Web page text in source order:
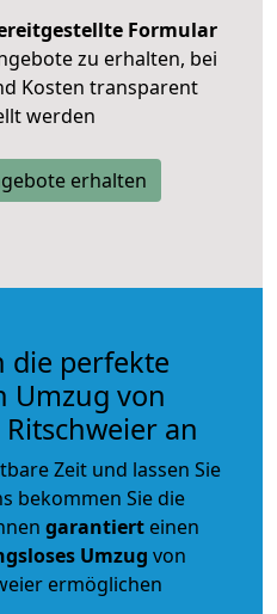
Formular
zu erhalten, bei
Kosten transparent
werden
erhalten
die perfekte
Umzug von
an
Zeit und lassen Sie
bekommen Sie die
garantiert einen
Umzug von
ermöglichen